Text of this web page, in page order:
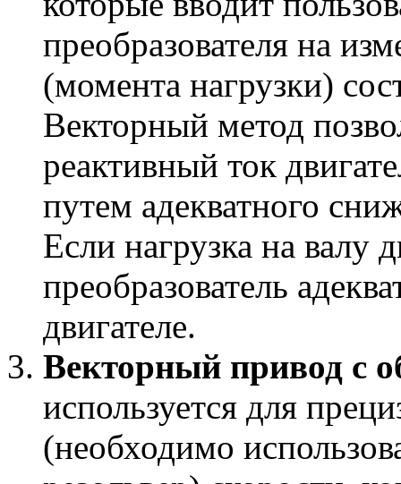
преобразователя на
(момента нагрузки)
Векторный метод
реактивный ток
путем адекватного
Если нагрузка на валу
преобразователь
двигателе.
Векторный привод с
используется для
(необходимо